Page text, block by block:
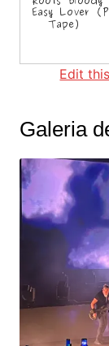
Edit
Galeria